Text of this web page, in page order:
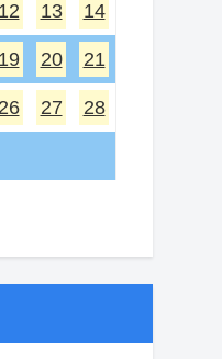
12 13 14
19 20 21
26 27 28